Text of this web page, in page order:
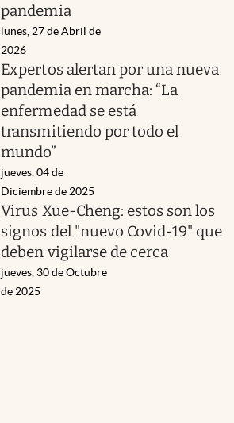
pandemia
lunes, 27 de Abril de
2026
Expertos alertan por una nueva
pandemia en marcha: “La
enfermedad se está
transmitiendo por todo el
mundo”
jueves, 04 de
Diciembre de 2025
Virus Xue-Cheng: estos son los
signos del "nuevo Covid-19" que
deben vigilarse de cerca
jueves, 30 de Octubre
de 2025